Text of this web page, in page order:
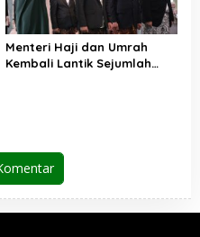
Menteri Haji dan Umrah
Kembali Lantik Sejumlah